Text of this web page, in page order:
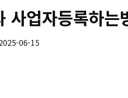
사업자등록하는
06-15